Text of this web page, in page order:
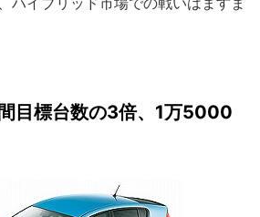
目標台数の3倍、1万5000